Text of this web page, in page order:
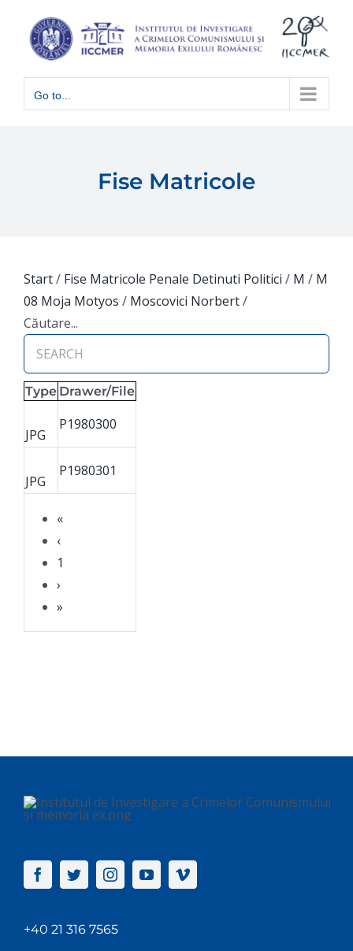
content
Go to...
Fise Matricole
Start/ Fise Matricole Penale Detinuti Politici / M / M
08 Moja Motyos / Moscovici Norbert/
Căutare...
Type Drawer/File
«
‹
1
›
»
JPG
P1980300
JPG
P1980301
+40 21 316 7565